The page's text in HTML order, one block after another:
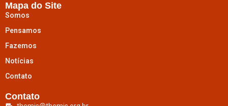
Mapa do Site
Somos
Pensamos
Fazemos
Notícias
Contato
Contato